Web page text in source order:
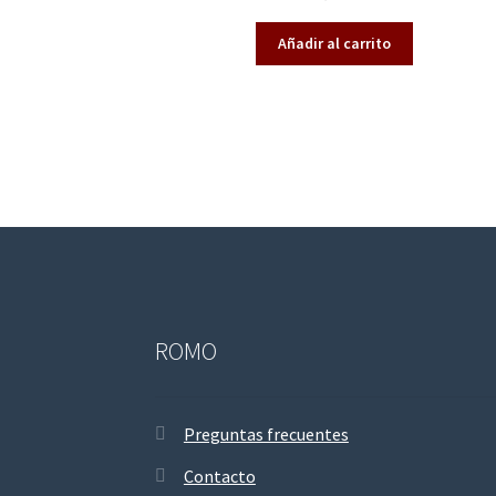
2.57
de 5
Añadir al carrito
ROMO
Preguntas frecuentes
Contacto